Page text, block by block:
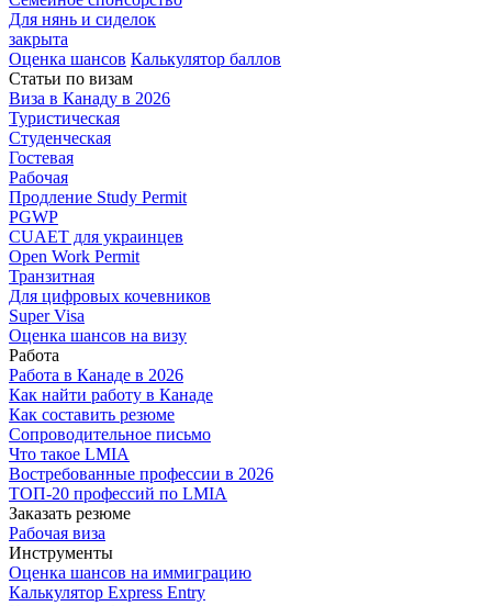
Для нянь и сиделок
закрыта
Оценка шансов Калькулятор баллов
Статьи по визам
Виза в Канаду в 2026
Туристическая
Студенческая
Гостевая
Рабочая
Продление Study Permit
PGWP
CUAET для украинцев
Open Work Permit
Транзитная
Для цифровых кочевников
Super Visa
Оценка шансов на визу
Работа
Работа в Канаде в 2026
Как найти работу в Канаде
Как составить резюме
Сопроводительное письмо
Что такое LMIA
Востребованные профессии в 2026
ТОП-20 профессий по LMIA
Заказать резюме
Рабочая виза
Инструменты
Оценка шансов на иммиграцию
Калькулятор Express Entry